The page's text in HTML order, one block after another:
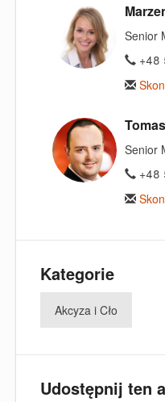
Senior
+48
Senior
+48
Kategorie
Akcyza i Cło
Udostępnij ten